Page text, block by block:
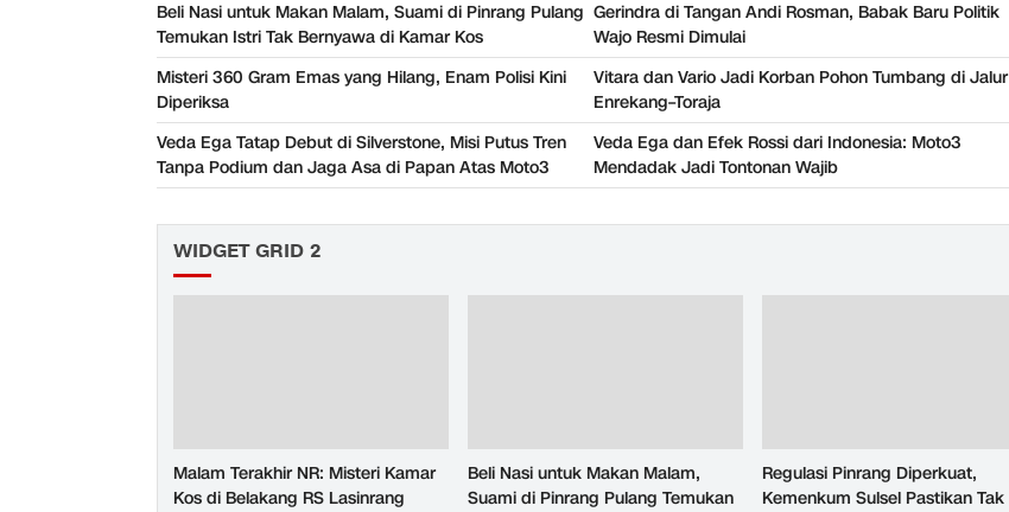
Beli Nasi untuk Makan Malam, Suami di Pinrang Pulang
Temukan Istri Tak Bernyawa di Kamar Kos
Gerindra di Tangan Andi Rosman, Babak Baru Politik
Wajo Resmi Dimulai
Misteri 360 Gram Emas yang Hilang, Enam Polisi Kini
Diperiksa
Vitara dan Vario Jadi Korban Pohon Tumbang di Jalur
Enrekang–Toraja
Veda Ega Tatap Debut di Silverstone, Misi Putus Tren
Tanpa Podium dan Jaga Asa di Papan Atas Moto3
Veda Ega dan Efek Rossi dari Indonesia: Moto3
Mendadak Jadi Tontonan Wajib
WIDGET GRID 2
Malam Terakhir NR: Misteri Kamar
Kos di Belakang RS Lasinrang
Beli Nasi untuk Makan Malam,
Suami di Pinrang Pulang Temukan
Regulasi Pinrang Diperkuat,
Kemenkum Sulsel Pastikan Tak